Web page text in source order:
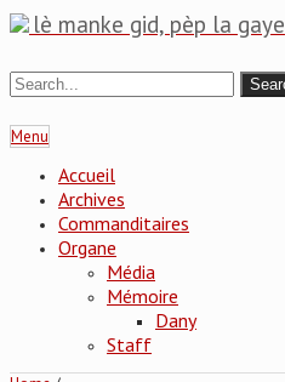
lè manke gid, pèp la gaye
Menu
Accueil
Archives
Commanditaires
Organe
Média
Mémoire
Dany
Staff